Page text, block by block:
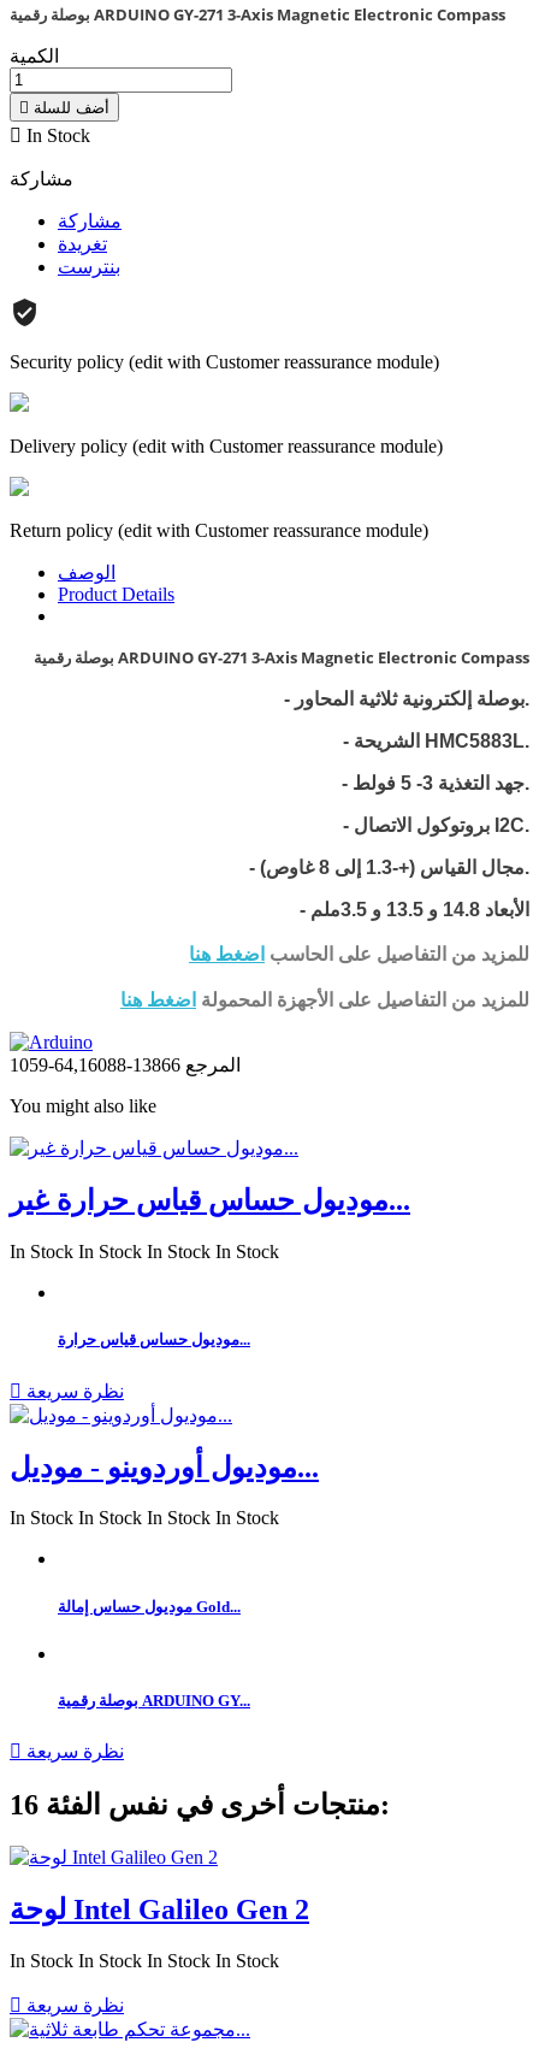
بوصلة رقمية ARDUINO GY-271 3-Axis Magnetic Electronic Compass
الكمية
 أضف للسلة
 In Stock
مشاركة
مشاركة
تغريدة
بنترست
Security policy (edit with Customer reassurance module)
Delivery policy (edit with Customer reassurance module)
Return policy (edit with Customer reassurance module)
الوصف
Product Details
بوصلة رقمية ARDUINO GY-271 3-Axis Magnetic Electronic Compass
- بوصلة إلكترونية ثلاثية المحاور.
HMC5883L.
- جهد التغذية 3- 5 فولط.
- بروتوكول الاتصال I2C.
- مجال القياس (+-1.3 إلى 8 غاوص).
- الأبعاد 14.8 و 13.5 و 3.5ملم
للمزيد من التفاصيل على الحاسب اضغط هنا
للمزيد من التفاصيل على الأجهزة المحمولة اضغط هنا
المرجع 13866-64,16088-1059
You might also like
موديول حساس قياس حرارة غير...
In Stock In Stock In Stock In Stock
موديول حساس قياس حرارة...
 نظرة سريعة
موديول أوردوينو - موديل...
In Stock In Stock In Stock In Stock
موديول حساس إمالة Gold...
بوصلة رقمية ARDUINO GY...
 نظرة سريعة
16 منتجات أخرى في نفس الفئة:
لوحة Intel Galileo Gen 2
In Stock In Stock In Stock In Stock
 نظرة سريعة